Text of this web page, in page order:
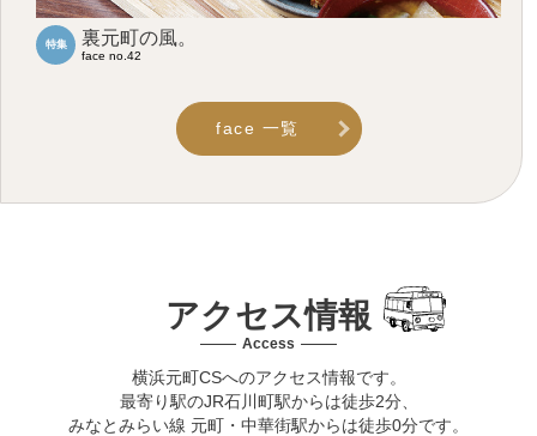
特集 裏元町の風。
face no.42
face 一覧
アクセス情報
Access
横浜元町CSへのアクセス情報です。
最寄り駅のJR石川町駅からは徒歩2分、
みなとみらい線 元町・中華街駅からは徒歩0分です。